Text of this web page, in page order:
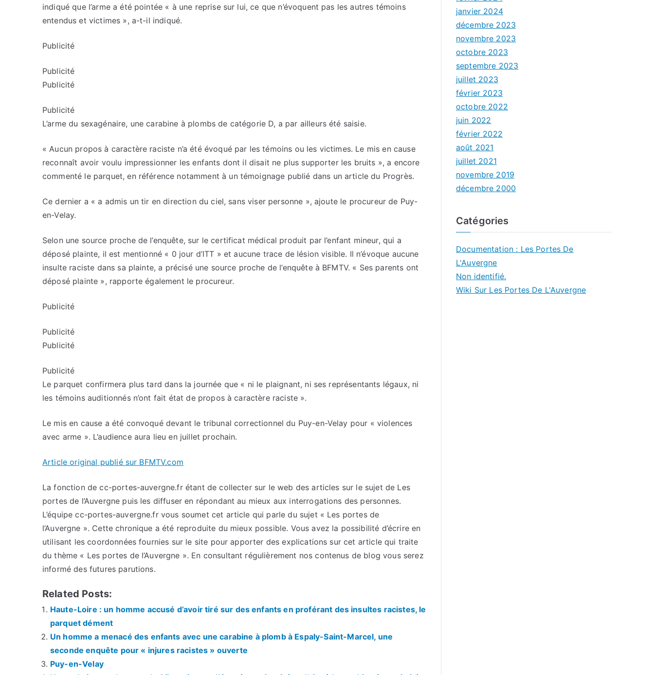
indiqué que l’arme a été pointée « à une reprise sur lui, ce que n’évoquent pas les autres témoins
entendus et victimes », a-t-il indiqué.
Publicité
Publicité
Publicité
Publicité
L’arme du sexagénaire, une carabine à plombs de catégorie D, a par ailleurs été saisie.
« Aucun propos à caractère raciste n’a été évoqué par les témoins ou les victimes. Le mis en cause
reconnaît avoir voulu impressionner les enfants dont il disait ne plus supporter les bruits », a encore
commenté le parquet, en référence notamment à un témoignage publié dans un article du Progrès.
Ce dernier a « a admis un tir en direction du ciel, sans viser personne », ajoute le procureur de Puy-
en-Velay.
Selon une source proche de l’enquête, sur le certificat médical produit par l’enfant mineur, qui a
déposé plainte, il est mentionné « 0 jour d’ITT » et aucune trace de lésion visible. Il n’évoque aucune
insulte raciste dans sa plainte, a précisé une source proche de l’enquête à BFMTV. « Ses parents ont
déposé plainte », rapporte également le procureur.
Publicité
Publicité
Publicité
Publicité
Le parquet confirmera plus tard dans la journée que « ni le plaignant, ni ses représentants légaux, ni
les témoins auditionnés n’ont fait état de propos à caractère raciste ».
Le mis en cause a été convoqué devant le tribunal correctionnel du Puy-en-Velay pour « violences
avec arme ». L’audience aura lieu en juillet prochain.
Article original publié sur BFMTV.com
La fonction de cc-portes-auvergne.fr étant de collecter sur le web des articles sur le sujet de Les
portes de l’Auvergne puis les diffuser en répondant au mieux aux interrogations des personnes.
L’équipe cc-portes-auvergne.fr vous soumet cet article qui parle du sujet « Les portes de
l’Auvergne ». Cette chronique a été reproduite du mieux possible. Vous avez la possibilité d’écrire en
utilisant les coordonnées fournies sur le site pour apporter des explications sur cet article qui traite
du thème « Les portes de l’Auvergne ». En consultant régulièrement nos contenus de blog vous serez
informé des futures parutions.
Related Posts:
Haute-Loire : un homme accusé d’avoir tiré sur des enfants en proférant des insultes racistes, le
parquet dément
Un homme a menacé des enfants avec une carabine à plomb à Espaly-Saint-Marcel, une
seconde enquête pour « injures racistes » ouverte
Puy-en-Velay
janvier 2024
décembre 2023
novembre 2023
octobre 2023
septembre 2023
juillet 2023
février 2023
octobre 2022
juin 2022
février 2022
août 2021
juillet 2021
novembre 2019
décembre 2000
Catégories
Documentation : Les Portes De
L'Auvergne
Non identifié.
Wiki Sur Les Portes De L'Auvergne